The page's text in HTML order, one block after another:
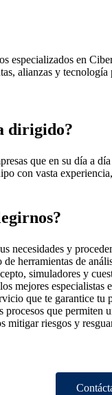
especializados en
alianzas y
dirigido?
que en su día a
con vasta
necesidades y
de herramientas de
simuladores y
mejores especialistas
que te garantice tu
procesos que permiten
mitigar riesgos y